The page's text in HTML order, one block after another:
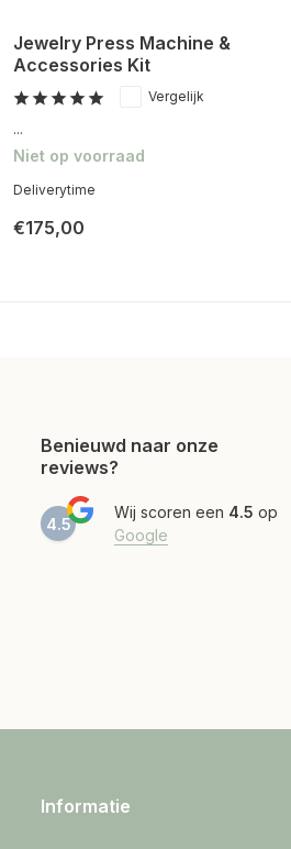
Jewelry Press Machine &
Accessories Kit
Vergelijk
...
Niet op voorraad
Deliverytime
€175,00
Benieuwd naar onze
reviews?
4.5
Wij scoren een 4.5 op
Google
Informatie